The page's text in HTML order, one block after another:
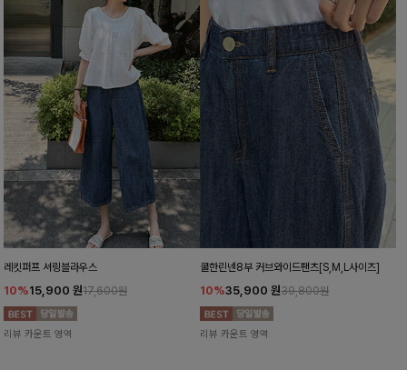
레킷퍼프 셔링블라우스
10%15,900 원17,600원
리뷰 카운트 영역
쿨한린넨8부 커브와이드팬츠[S,M,L사이즈]
10%35,900 원39,800원
리뷰 카운트 영역